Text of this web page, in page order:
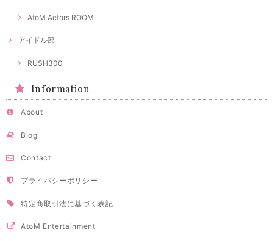
AtoM Actors ROOM
アイドル部
RUSH300
Information
About
Blog
Contact
プライバシーポリシー
特定商取引法に基づく表記
AtoM Entertainment